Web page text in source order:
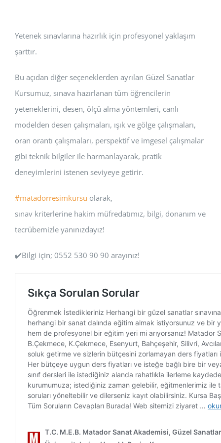
Yetenek sınavlarına hazırlık için profesyonel yaklaşım
şarttır.
Bu açıdan diğer seçeneklerden ayrılan Güzel Sanatlar
Kursumuz, sınava hazırlanan tüm öğrencilerin
yeteneklerini, desen, ölçü alma yöntemleri, canlı
modelden desen çalışmaları, ışık ve gölge çalışmaları,
oran orantı çalışmaları, perspektif ve imgesel çalışmalar
gibi teknik bilgiler ile harmanlayarak, pratik
deneyimlerini istenen seviyeye getirir.
#matadorresimkursu olarak,
sınav kriterlerine hakim müfredatımız, bilgi, donanım ve
tecrübemizle yanınızdayız!
✔️Bilgi için; 0552 530 90 90 arayınız!